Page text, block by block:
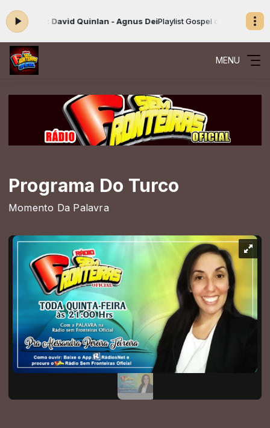
agora: David Quinlan - Agnus DeiPlaylist Gospel das 00:00 às
MENU
Programa Do Turco
Momento Da Palavra